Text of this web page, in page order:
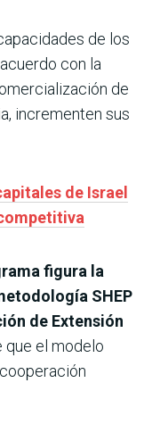
de los
con la
de
incrementen sus
de Israel
figura la
SHEP
de Extensión
que el modelo